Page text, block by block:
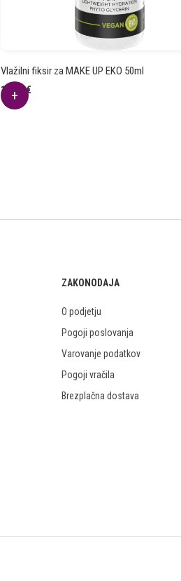
Vlažilni fiksir za MAKE UP EKO 50ml
10.70€
ZAKONODAJA
O podjetju
Pogoji poslovanja
Varovanje podatkov
Pogoji vračila
Brezplačna dostava